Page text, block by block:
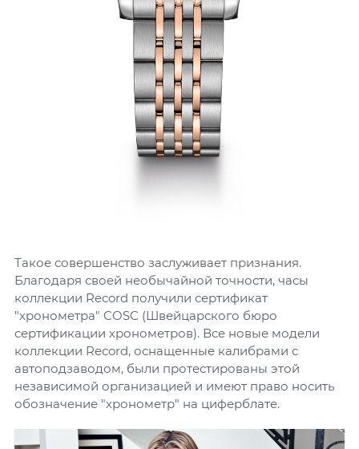
Такое совершенство заслуживает признания.
Благодаря своей необычайной точности, часы
коллекции Record получили сертификат
"хронометра" COSC (Швейцарского бюро
сертификации хронометров). Все новые модели
коллекции Record, оснащенные калибрами с
автоподзаводом, были протестированы этой
независимой организацией и имеют право носить
обозначение "хронометр" на циферблате.